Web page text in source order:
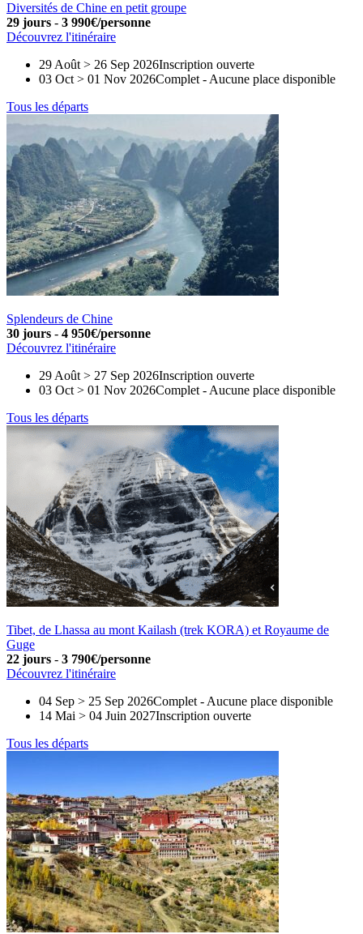
Diversités de Chine en petit groupe
29 jours - 3 990€/personne
Découvrez l'itinéraire
29 Août > 26 Sep 2026Inscription ouverte
03 Oct > 01 Nov 2026Complet - Aucune place disponible
Tous les départs
Splendeurs de Chine
30 jours - 4 950€/personne
Découvrez l'itinéraire
29 Août > 27 Sep 2026Inscription ouverte
03 Oct > 01 Nov 2026Complet - Aucune place disponible
Tous les départs
Tibet, de Lhassa au mont Kailash (trek KORA) et Royaume de
Guge
22 jours - 3 790€/personne
Découvrez l'itinéraire
04 Sep > 25 Sep 2026Complet - Aucune place disponible
14 Mai > 04 Juin 2027Inscription ouverte
Tous les départs